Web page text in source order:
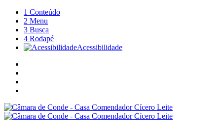
1 Conteúdo
2 Menu
3 Busca
4 Rodapé
Acessibilidade